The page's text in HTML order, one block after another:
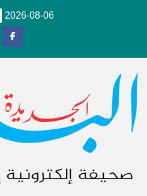
2026-08-06